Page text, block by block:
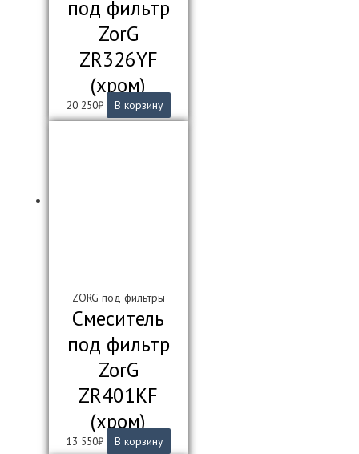
под фильтр
ZorG
ZR326YF
(хром)
20 250₽ В корзину
ZORG под фильтры
Смеситель
под фильтр
ZorG
ZR401KF
(хром)
13 550₽ В корзину